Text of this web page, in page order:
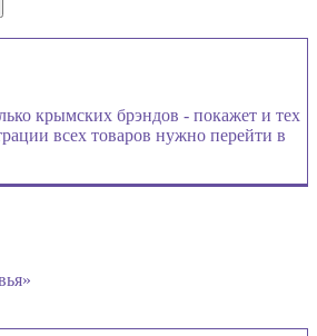
крымских брэндов - покажет и тех
всех товаров нужно перейти в